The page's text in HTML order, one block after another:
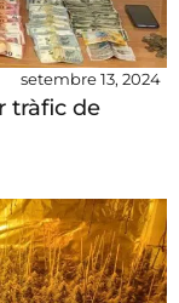
setembre 13, 2024
tràfic de